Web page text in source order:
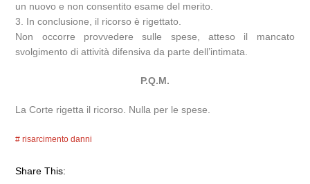
un nuovo e non consentito esame del merito.
3. In conclusione, il ricorso è rigettato.
Non occorre provvedere sulle spese, atteso il mancato
svolgimento di attività difensiva da parte dell’intimata.
P.Q.M.
La Corte rigetta il ricorso. Nulla per le spese.
risarcimento danni
Share This: